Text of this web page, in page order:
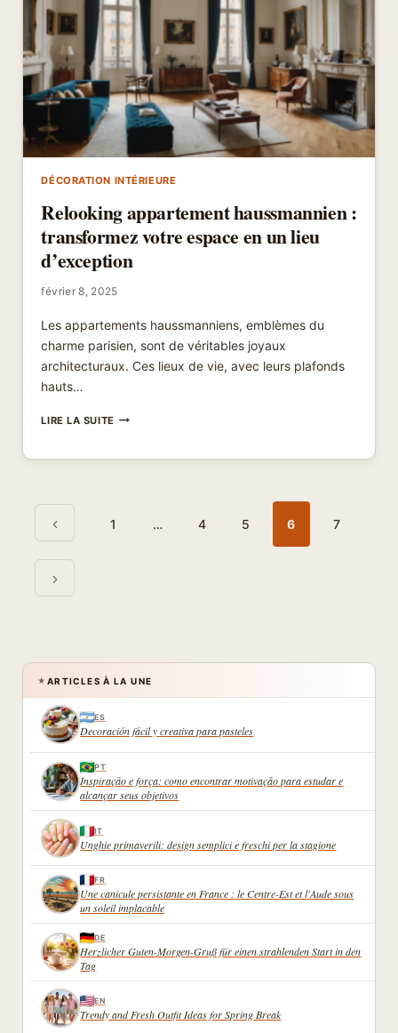
QUI
TRANSFORME
VOS
PROJETS
DÉCORATION INTÉRIEURE
Relooking appartement haussmannien :
transformez votre espace en un lieu
d’exception
février 8, 2025
Les appartements haussmanniens, emblèmes du
charme parisien, sont de véritables joyaux
architecturaux. Ces lieux de vie, avec leurs plafonds
hauts…
LIRE LA SUITERELOOKING
:
EN
Navigation
page
Page
précédente
1 … 4 5 6 7
Page
suivante
★ ARTICLES À LA UNE
ES
Decoración fácil y creativa para pasteles
PT
Inspiração e força: como encontrar motivação para estudar e
alcançar seus objetivos
IT
Unghie primaverili: design semplici e freschi per la stagione
FR
Une canicule persistante en France : le Centre-Est et l'Aude sous
un soleil implacable
DE
Herzlicher Guten-Morgen-Gruß für einen strahlenden Start in den
Tag
EN
Trendy and Fresh Outfit Ideas for Spring Break